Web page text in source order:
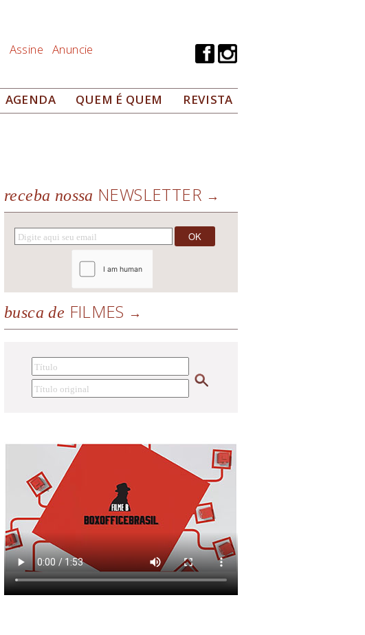
Assine Anuncie
AGENDA QUEM É QUEM REVISTA
receba nossa NEWSLETTER
busca de FILMES